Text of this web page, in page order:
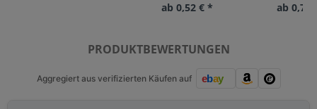
ab 0,52 € * ab 0,71
PRODUKTBEWERTUNGEN
Aggregiert aus verifizierten Käufen auf